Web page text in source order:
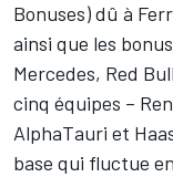
Bonuses) dû à
ainsi que les
Mercedes, Red
cinq équipes –
AlphaTauri et
base qui fluctue